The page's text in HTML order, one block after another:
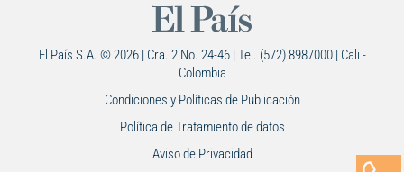
El País S.A. © 2026 | Cra. 2 No. 24-46 | Tel. (572) 8987000 | Cali -
Colombia
Condiciones y Políticas de Publicación
Política de Tratamiento de datos
Aviso de Privacidad